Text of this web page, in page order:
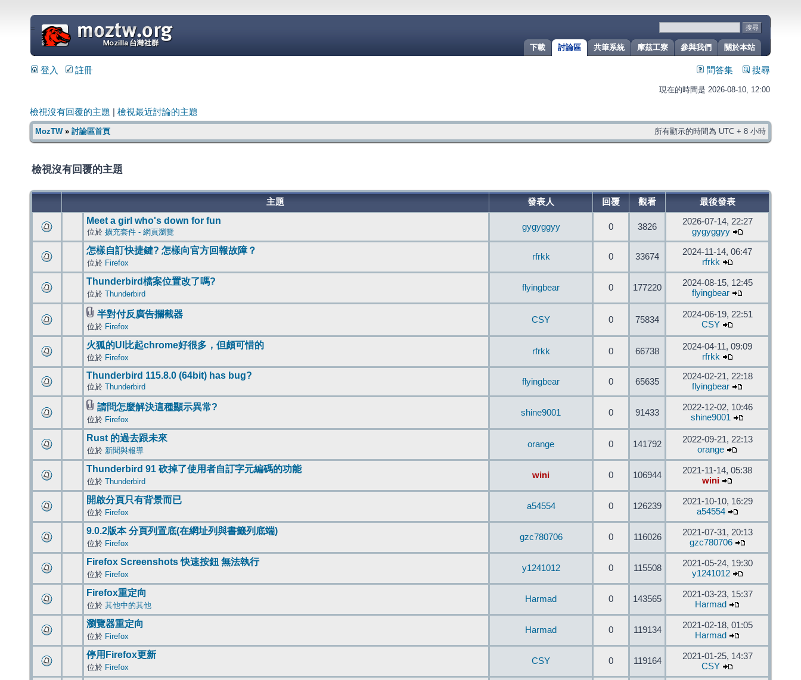
關於本站
參與我們
摩茲工寮
共筆系統
討論區
下載
=
登入 註冊 問答集 搜尋
現在的時間是 2026-08-10, 12:00
檢視沒有回覆的主題 檢視最近討論的主題
MozTW» 討論區首頁 所有顯示的時間為 UTC + 8 小時
檢視沒有回覆的主題
主題 發表人 回覆 觀看 最後發表
Meet a girl who's down for fun
位於 擴充套件 - 網頁瀏覽
gygyggyy 0 3826
2026-07-14, 22:27
gygyggyy
怎樣自訂快捷鍵? 怎樣向官方回報故障？
位於 Firefox
rfrkk 0 33674
2024-11-14, 06:47
rfrkk
Thunderbird檔案位置改了嗎?
位於 Thunderbird
flyingbear 0 177220
2024-08-15, 12:45
flyingbear
半對付反廣告攔截器
位於 Firefox
CSY 0 75834
2024-06-19, 22:51
CSY
火狐的UI比起chrome好很多，但頗可惜的
位於 Firefox
rfrkk 0 66738
2024-04-11, 09:09
rfrkk
Thunderbird 115.8.0 (64bit) has bug?
位於 Thunderbird
flyingbear 0 65635
2024-02-21, 22:18
flyingbear
請問怎麼解決這種顯示異常?
位於 Firefox
shine9001 0 91433
2022-12-02, 10:46
shine9001
Rust 的過去跟未來
位於 新聞與報導
orange 0 141792
2022-09-21, 22:13
orange
Thunderbird 91 砍掉了使用者自訂字元編碼的功能
位於 Thunderbird
wini 0 106944
2021-11-14, 05:38
wini
開啟分頁只有背景而已
位於 Firefox
a54554 0 126239
2021-10-10, 16:29
a54554
9.0.2版本 分頁列置底(在網址列與書籤列底端)
位於 Firefox
gzc780706 0 116026
2021-07-31, 20:13
gzc780706
Firefox Screenshots 快速按鈕 無法執行
位於 Firefox
y1241012 0 115508
2021-05-24, 19:30
y1241012
Firefox重定向
位於 其他中的其他
Harmad 0 143565
2021-03-23, 15:37
Harmad
瀏覽器重定向
位於 Firefox
Harmad 0 119134
2021-02-18, 01:05
Harmad
停用Firefox更新
位於 Firefox
CSY 0 119164
2021-01-25, 14:37
CSY